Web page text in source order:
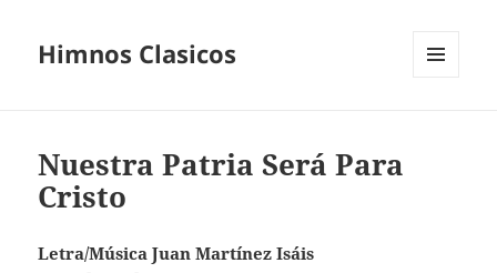
Himnos Clasicos
Nuestra Patria Será Para
Cristo
Letra/Música Juan Martínez Isáis